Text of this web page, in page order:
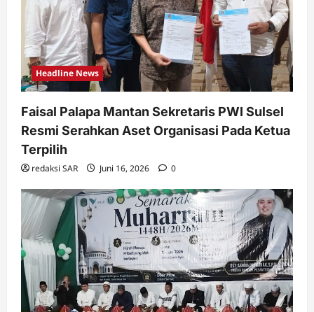
Headline News
Faisal Palapa Mantan Sekretaris PWI Sulsel
Resmi Serahkan Aset Organisasi Pada Ketua
Terpilih
redaksi SAR Juni 16, 2026 0